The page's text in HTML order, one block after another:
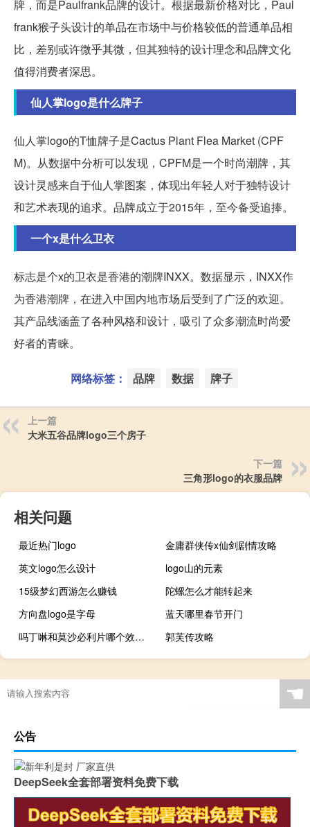
牌，而是Paulfrank品牌的设计。根据最新价格对比，Paul
frank猴子头设计的单品在市场中与价格较低的普通单品相
比，差别或许微乎其微，但其独特的设计理念和品牌文化
值得消费者深思。
仙人掌logo是什么牌子
仙人掌logo的T恤牌子是Cactus Plant Flea Market (CPF
M)。从数据中分析可以发现，CPFM是一个时尚潮牌，其
设计灵感来自于仙人掌图案，体现出年轻人对于独特设计
和艺术表现的追求。品牌成立于2015年，至今备受追捧。
一个x是什么卫衣
标志是个x的卫衣是香港的潮牌INXX。数据显示，INXX作
为香港潮牌，在进入中国内地市场后受到了广泛的欢迎。
其产品线涵盖了各种风格和设计，吸引了众多潮流时尚爱
好者的青睐。
网络标签： 品牌 数据 牌子
上一篇
大米五谷品牌logo三个房子
下一篇
三角形logo的衣服品牌
相关问题
最近热门logo
金庸群侠传x仙剑剧情攻略
英文logo怎么设计
logo山的元素
15级梦幻西游怎么赚钱
陀螺怎么才能转起来
方向盘logo是字母
蓝天哪里春节开门
吗丁啉和莫沙必利片哪个效果好（吗丁林）
郭芙传攻略
☚
公告
DeepSeek全套部署资料免费下载